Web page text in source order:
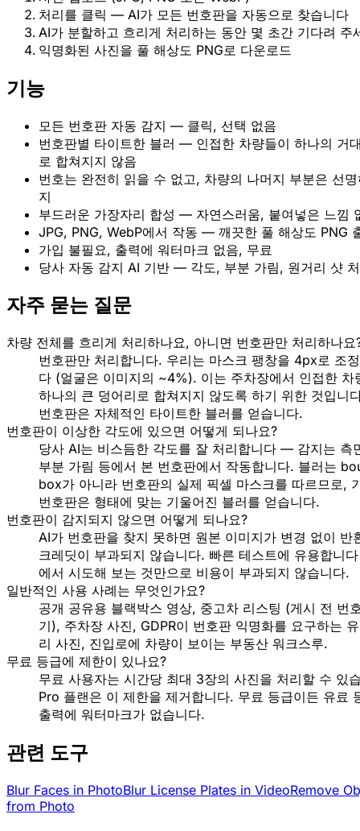
처리를 클릭 — AI가 모든 번호판을 자동으로 찾습니다
AI가 분할하고 흐리게 처리하는 동안 몇 초간 기다려 주
익명화된 사진을 풀 해상도 PNG로 다운로드
기능
모든 번호판 자동 감지 — 클릭, 선택 없음
번호판별 타이트한 블러 — 인접한 차량들이 하나의 거
로 합쳐지지 않음
번호는 완전히 읽을 수 없고, 차량의 나머지 부분은 선
지
부드러운 가장자리 합성 — 자연스러움, 붙여넣은 느낌
JPG, PNG, WebP에서 작동 — 깨끗한 풀 해상도 PNG
가입 불필요, 출력에 워터마크 없음, 무료
당사 자동 감지 AI 기반 — 각도, 부분 가림, 원거리 샷
자주 묻는 질문
차량 전체를 흐리게 처리하나요, 아니면 번호판만 처리하나요
번호판만 처리합니다. 우리는 마스크 팽창을 4px로 조
다 (얼굴은 이미지의 ~4%). 이는 주차장에서 인접한 차
하나의 큰 덩어리로 합쳐지지 않도록 하기 위한 것입니
번호판은 자체적인 타이트한 블러를 얻습니다.
번호판이 이상한 각도에 있으면 어떻게 되나요?
당사 AI는 비스듬한 각도를 잘 처리합니다 — 감지는 측
부분 가림 등에서 본 번호판에서 작동합니다. 블러는
box가 아니라 번호판의 실제 픽셀 마스크를 따르므로,
번호판은 형태에 맞는 기울어진 블러를 얻습니다.
번호판이 감지되지 않으면 어떻게 되나요?
AI가 번호판을 찾지 못하면 원본 이미지가 변경 없이 반
크레딧이 부과되지 않습니다. 빠른 테스트에 유용합니
에서 시도해 보는 것만으로 비용이 부과되지 않습니다.
일반적인 사용 사례는 무엇인가요?
공개 공유용 블랙박스 영상, 중고차 리스팅 (게시 전 번
기), 주차장 사진, GDPR이 번호판 익명화를 요구하는
리 사진, 진입로에 차량이 보이는 부동산 워크스루.
무료 등급에 제한이 있나요?
무료 사용자는 시간당 최대 3장의 사진을 처리할 수 있
Pro 플랜은 이 제한을 제거합니다. 무료 등급이든 유료
출력에 워터마크가 없습니다.
관련 도구
Blur Faces in PhotoBlur License Plates in VideoRemove
from Photo